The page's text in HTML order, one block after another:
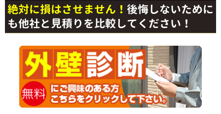
絶対に損はさせません！ 後悔しないために
も他社と見積りを比較してください！